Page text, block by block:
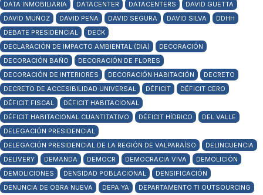
DATA INMOBILIARIA
DATACENTER DATACENTERS
DAVID GUETTA
DAVID MUÑOZ
DAVID PEÑA DAVID SEGURA DAVID SILVA
DDHH
DEBATE PRESIDENCIAL
DECK
DECLARACIÓN DE IMPACTO AMBIENTAL (DIA)
DECORACIÓN
DECORACIÓN BAÑO
DECORACIÓN DE FLORES
DECORACIÓN DE INTERIORES
DECORACIÓN HABITACIÓN
DECRETO
DECRETO DE ACCESIBILIDAD UNIVERSAL
DÉFICIT
DÉFICIT CERO
DÉFICIT FISCAL
DÉFICIT HABITACIONAL
DÉFICIT HABITACIONAL CUANTITATIVO
DÉFICIT HÍDRICO
DEL VALLE
DELEGACIÓN PRESIDENCIAL
DELEGACIÓN PRESIDENCIAL DE LA REGIÓN DE VALPARAÍSO
DELINCUENCIA
DELIVERY
DEMANDA DEMOCR DEMOCRACIA VIVA
DEMOLICIÓN
DEMOLICIONES
DENSIDAD POBLACIONAL
DENSIFICACIÓN
DENUNCIA DE OBRA NUEVA
DEPA YA
DEPARTAMENTO TI OUTSOURCING